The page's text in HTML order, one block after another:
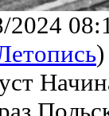
2024
)